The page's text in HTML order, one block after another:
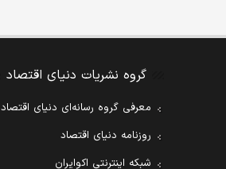
گروه نشریات دنیای اقتصاد
معرفی گروه رسانه‌ای دنیای اقتصاد
روزنامه دنیای اقتصاد
شبکه اینترنتی اکوایران